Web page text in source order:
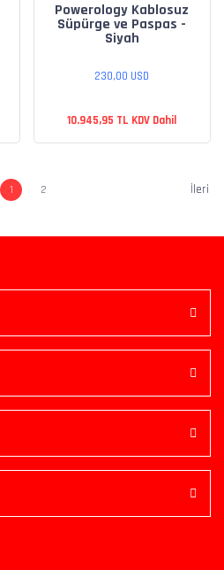
Powerology Kablosuz
Süpürge ve Paspas -
Siyah
230,00 USD
10.945,95 TL KDV Dahil
1 2